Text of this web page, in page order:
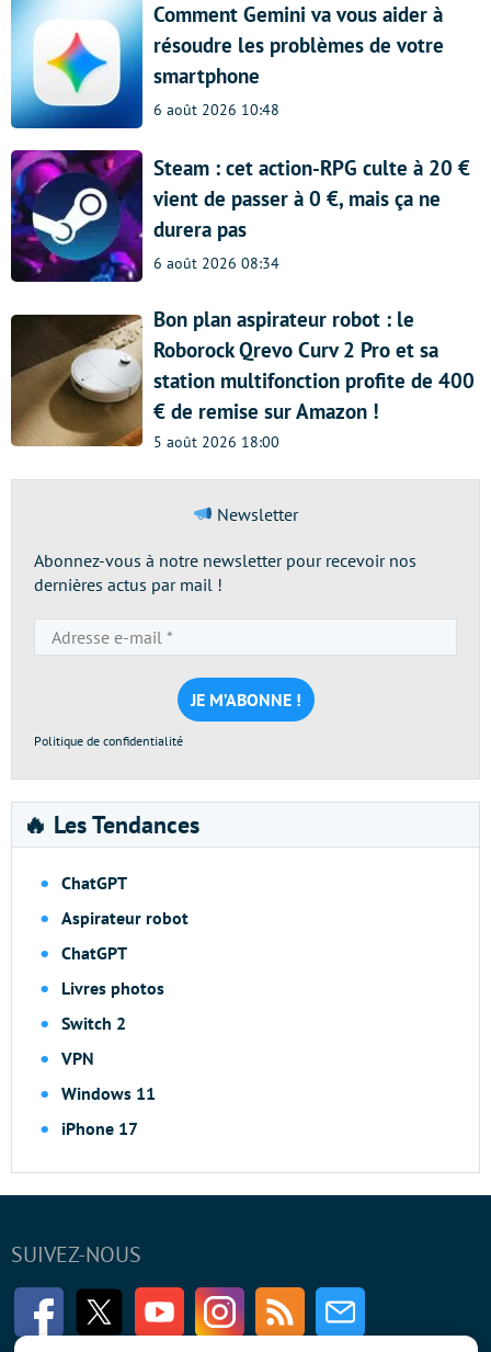
Comment Gemini va vous aider à
résoudre les problèmes de votre
smartphone
6 août 2026 10:48
Steam : cet action-RPG culte à 20 €
vient de passer à 0 €, mais ça ne
durera pas
6 août 2026 08:34
Bon plan aspirateur robot : le
Roborock Qrevo Curv 2 Pro et sa
station multifonction profite de 400
€ de remise sur Amazon !
5 août 2026 18:00
Newsletter
Abonnez-vous à notre newsletter pour recevoir nos
dernières actus par mail !
e-
mail
*
Politique de confidentialité
🔥 Les Tendances
ChatGPT
Aspirateur robot
ChatGPT
Livres photos
Switch 2
VPN
Windows 11
iPhone 17
SUIVEZ-NOUS
FacebookTwitter Youtube InstagramRSS Newsletter